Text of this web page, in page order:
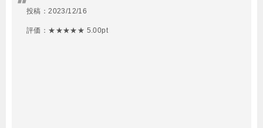
投稿：2023/12/16
評価：★★★★★ 5.00pt